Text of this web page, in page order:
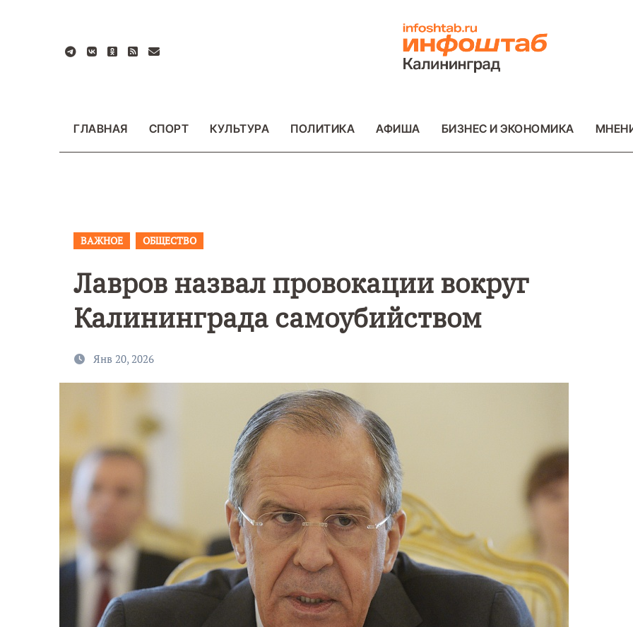
содержанию
ГЛАВНАЯ СПОРТ КУЛЬТУРА ПОЛИТИКА АФИША БИЗНЕС И ЭКОНОМИКА
ВАЖНОЕ ОБЩЕСТВО
Лавров назвал провокации вокруг
Калининграда самоубийством
Янв 20, 2026
9 Мая — День
Победы!
Уникальное
северное
сияние
запечатлели
над Балтикой
как
завалило
после
снежного